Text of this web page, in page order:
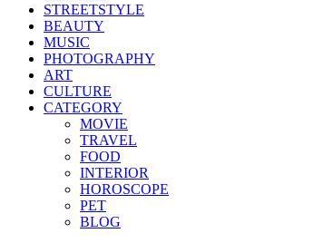
STREETSTYLE
BEAUTY
MUSIC
PHOTOGRAPHY
ART
CULTURE
CATEGORY
MOVIE
TRAVEL
FOOD
INTERIOR
HOROSCOPE
PET
BLOG